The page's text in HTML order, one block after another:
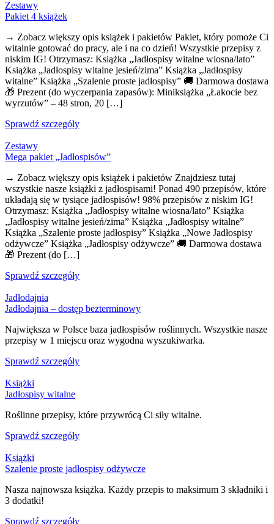
Zestawy
Pakiet 4 książek
→ Zobacz większy opis książek i pakietów Pakiet, który pomoże Ci
witalnie gotować do pracy, ale i na co dzień! Wszystkie przepisy z
niskim IG! Otrzymasz: Książka „Jadłospisy witalne wiosna/lato”
Książka „Jadłospisy witalne jesień/zima” Książka „Jadłospisy
witalne” Książka „Szalenie proste jadłospisy” 🚚 Darmowa dostawa
🎁 Prezent (do wyczerpania zapasów): Miniksiążka „Łakocie bez
wyrzutów” – 48 stron, 20 […]
Sprawdź szczegóły
Zestawy
Mega pakiet „Jadłospisów”
→ Zobacz większy opis książek i pakietów Znajdziesz tutaj
wszystkie nasze książki z jadłospisami! Ponad 490 przepisów, które
układają się w tysiące jadłospisów! 98% przepisów z niskim IG!
Otrzymasz: Książka „Jadłospisy witalne wiosna/lato” Książka
„Jadłospisy witalne jesień/zima” Książka „Jadłospisy witalne”
Książka „Szalenie proste jadłospisy” Książka „Nowe Jadłospisy
odżywcze” Książka „Jadłospisy odżywcze” 🚚 Darmowa dostawa
🎁 Prezent (do […]
Sprawdź szczegóły
Jadłodajnia
Jadłodajnia – dostęp bezterminowy
Największa w Polsce baza jadłospisów roślinnych. Wszystkie nasze
przepisy w 1 miejscu oraz wygodna wyszukiwarka.
Sprawdź szczegóły
Książki
Jadłospisy witalne
Roślinne przepisy, które przywrócą Ci siły witalne.
Sprawdź szczegóły
Książki
Szalenie proste jadłospisy odżywcze
Nasza najnowsza książka. Każdy przepis to maksimum 3 składniki i
3 dodatki!
Sprawdź szczegóły